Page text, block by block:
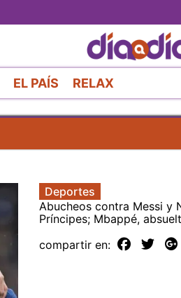
al
EL PAÍS RELAX
Deportes
Abucheos contra Messi y
Príncipes; Mbappé,
compartir en: